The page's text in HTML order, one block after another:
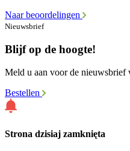
Naar beoordelingen
Nieuwsbrief
Blijf op de hoogte!
Meld u aan voor de nieuwsbrief
Bestellen
Strona dzisiaj zamknięta